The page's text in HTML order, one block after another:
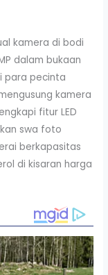
kamera di bodi
dalam bukaan
para pecinta
kamera
fitur LED
swa foto
berkapasitas
di kisaran harga